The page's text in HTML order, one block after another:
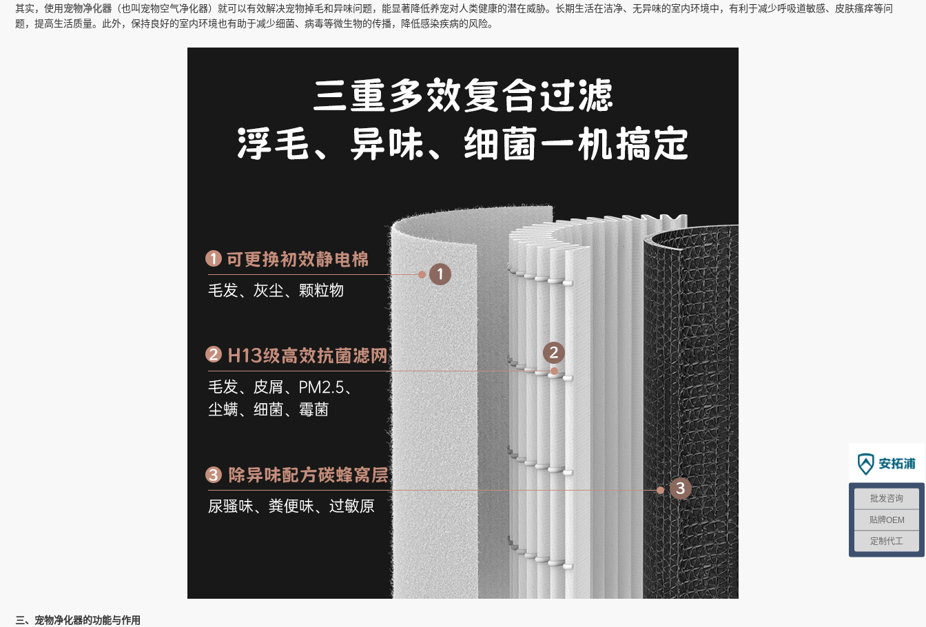
其实，使用宠物净化器 （也叫宠物空气净化器）就可以有效解决宠物掉毛和异味问题，能显著降低养宠对人类健康的潜在威胁。长期生活在洁净、无异味的室内环境中，有利于减少呼吸道敏感、皮肤瘙痒等问
题，提高生活质量。此外，保持良好的室内环境也有助于减少细菌、病毒等微生物的传播，降低感染疾病的风险。
三、宠物净化器的功能与作用
批发咨询
贴牌OEM
定制代工